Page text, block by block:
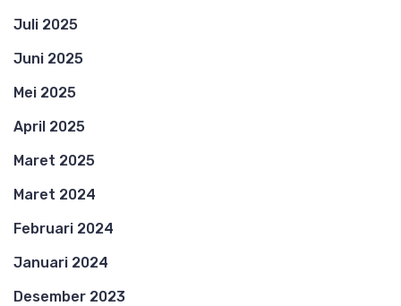
Juli 2025
Juni 2025
Mei 2025
April 2025
Maret 2025
Maret 2024
Februari 2024
Januari 2024
Desember 2023